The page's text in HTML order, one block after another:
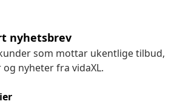
nyhetsbrev
som mottar ukentlige tilbud,
nyheter fra vidaXL.